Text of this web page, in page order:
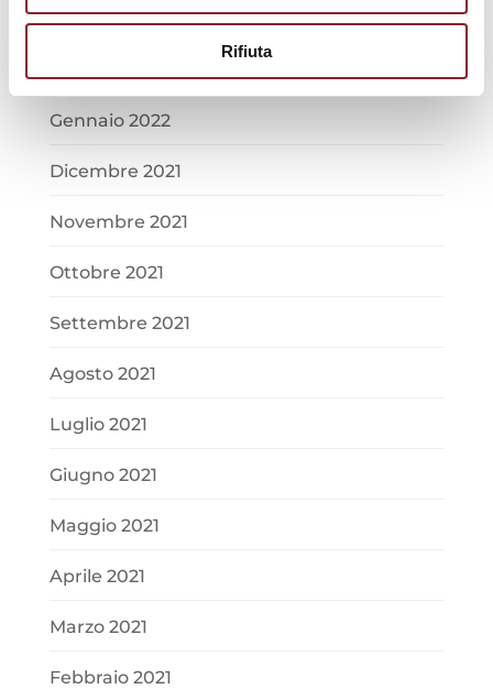
Rifiuta
Marzo 2022
Gennaio 2022
Dicembre 2021
Novembre 2021
Ottobre 2021
Settembre 2021
Agosto 2021
Luglio 2021
Giugno 2021
Maggio 2021
Aprile 2021
Marzo 2021
Febbraio 2021